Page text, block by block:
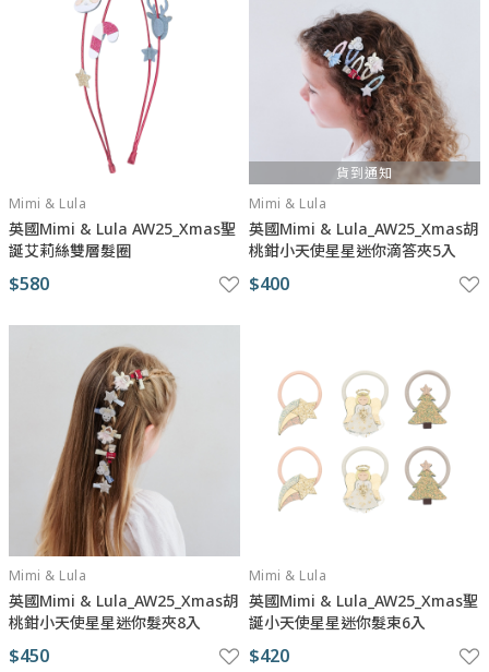
Mimi & Lula
英國Mimi & Lula AW25_Xmas聖
誕艾莉絲雙層髮圈
$580
貨到通知
Mimi & Lula
英國Mimi & Lula_AW25_Xmas胡
桃鉗小天使星星迷你滴答夾5入
$400
Mimi & Lula
英國Mimi & Lula_AW25_Xmas胡
桃鉗小天使星星迷你髮夾8入
$450
Mimi & Lula
英國Mimi & Lula_AW25_Xmas聖
誕小天使星星迷你髮束6入
$420